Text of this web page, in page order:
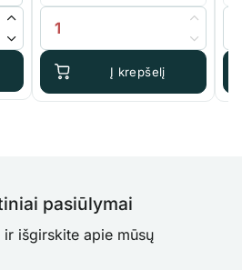
laikiklisprodukto kiekis: Augalų lempa
Į krepšelį
pasiūlymai
išgirskite apie mūsų